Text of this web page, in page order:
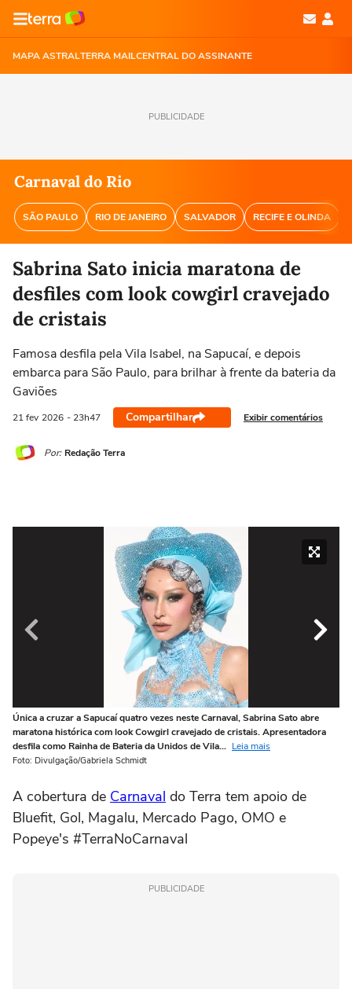
MAPA ASTRALTERRA MAILCENTRAL DO ASSINANTE
PUBLICIDADE
Carnaval do Rio
SÃO PAULO RIO DE JANEIRO SALVADOR RECIFE E OLINDA
Sabrina Sato inicia maratona de
desfiles com look cowgirl cravejado
de cristais
Famosa desfila pela Vila Isabel, na Sapucaí, e depois
embarca para São Paulo, para brilhar à frente da bateria da
Gaviões
21 fev 2026 - 23h47 Compartilhar Exibir comentários
Por: Redação Terra
Única a cruzar a Sapucaí quatro vezes neste Carnaval, Sabrina Sato abre
maratona histórica com look Cowgirl cravejado de cristais. Apresentadora
desfila como Rainha de Bateria da Unidos de Vila... Leia mais
Foto: Divulgação/Gabriela Schmidt
A cobertura de Carnaval do Terra tem apoio de
Bluefit, Gol, Magalu, Mercado Pago, OMO e
Popeye's #TerraNoCarnaval
PUBLICIDADE